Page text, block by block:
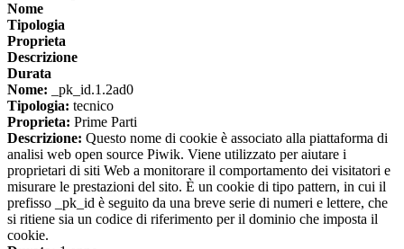
Nome
Tipologia
Proprieta
Descrizione
Durata
Nome: _pk_id.1.2ad0
Tipologia: tecnico
Proprieta: Prime Parti
Descrizione: Questo nome di cookie è associato alla piattaforma di
analisi web open source Piwik. Viene utilizzato per aiutare i
proprietari di siti Web a monitorare il comportamento dei visitatori e
misurare le prestazioni del sito. È un cookie di tipo pattern, in cui il
prefisso _pk_id è seguito da una breve serie di numeri e lettere, che
si ritiene sia un codice di riferimento per il dominio che imposta il
cookie.